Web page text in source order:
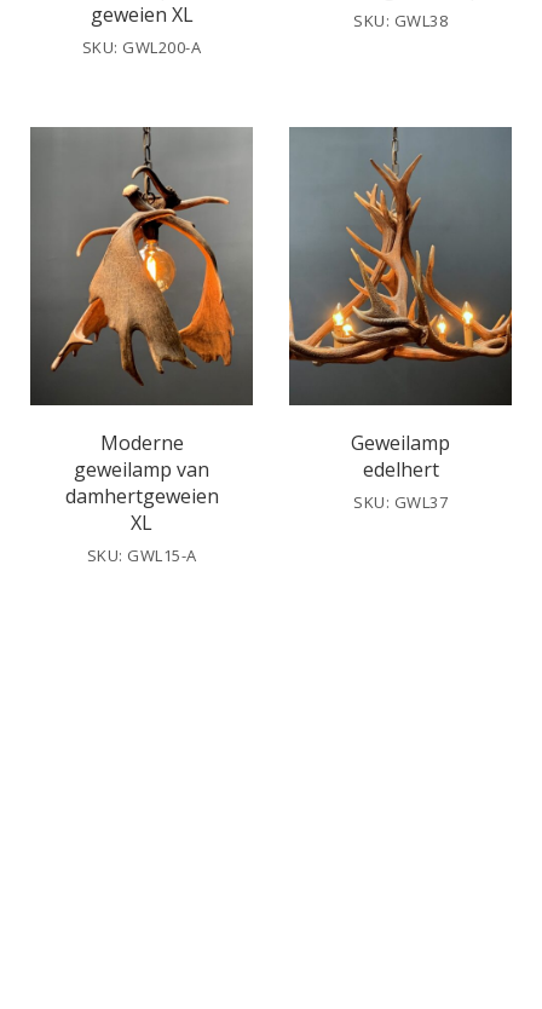
geweien XL
SKU: GWL200-A
SKU: GWL38
Moderne
geweilamp van
damhertgeweien
XL
SKU: GWL15-A
Geweilamp
edelhert
SKU: GWL37